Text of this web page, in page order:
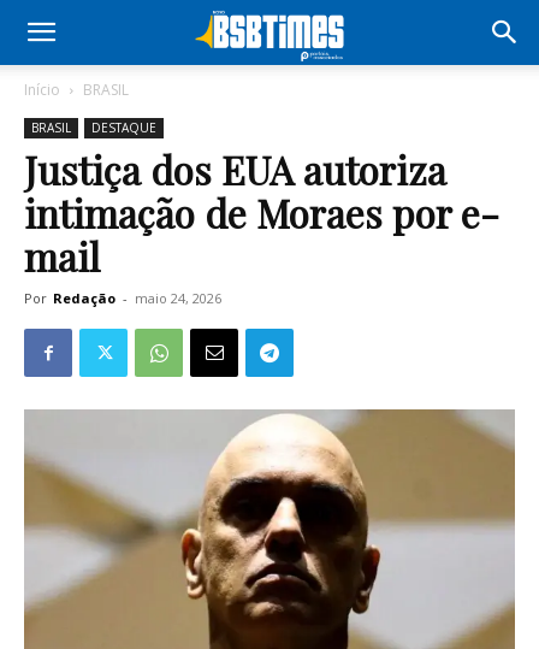
Início BRASIL
BRASIL DESTAQUE
Justiça dos EUA autoriza
intimação de Moraes por e-
mail
Por Redação - maio 24, 2026